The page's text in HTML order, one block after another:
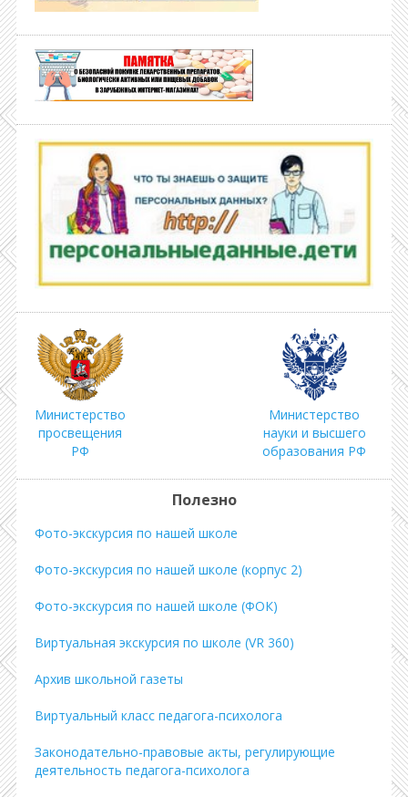
Министерство
просвещения
РФ
Министерство
науки и высшего
образования РФ
Полезно
Фото-экскурсия по нашей школе
Фото-экскурсия по нашей школе (корпус 2)
Фото-экскурсия по нашей школе (ФОК)
Виртуальная экскурсия по школе (VR 360)
Архив школьной газеты
Виртуальный класс педагога-психолога
Законодательно-правовые акты, регулирующие
деятельность педагога-психолога